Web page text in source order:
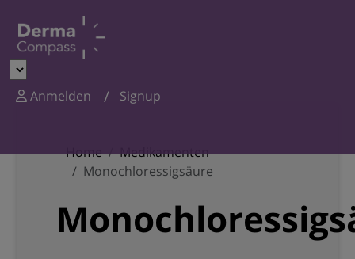
Anmelden Signup
Home
Medikamenten
Monochloressigsäure